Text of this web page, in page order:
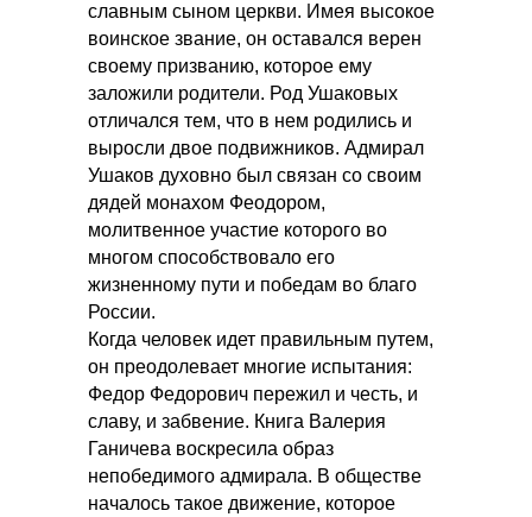
славным сыном церкви. Имея высокое
воинское звание, он оставался верен
своему призванию, которое ему
заложили родители. Род Ушаковых
отличался тем, что в нем родились и
выросли двое подвижников. Адмирал
Ушаков духовно был связан со своим
дядей монахом Феодором,
молитвенное участие которого во
многом способствовало его
жизненному пути и победам во благо
России.
Когда человек идет правильным путем,
он преодолевает многие испытания:
Федор Федорович пережил и честь, и
славу, и забвение. Книга Валерия
Ганичева воскресила образ
непобедимого адмирала. В обществе
началось такое движение, которое